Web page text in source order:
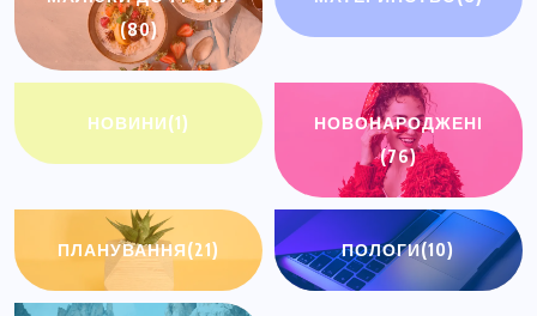
(80)
НОВИНИ(1)
НОВОНАРОДЖЕНІ
(76)
ПЛАНУВАННЯ(21) ПОЛОГИ(10)